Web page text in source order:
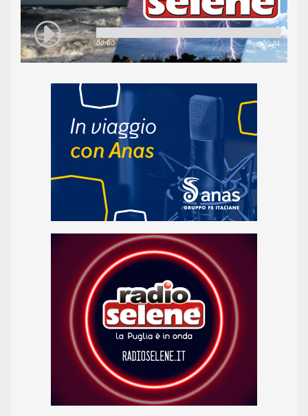
00:00 00:31